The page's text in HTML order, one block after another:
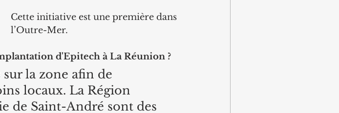
Cette initiative est une première dans
l’Outre-Mer.
d'Epitech à La Réunion ?
la zone afin de
locaux. La Région
de Saint-André sont des